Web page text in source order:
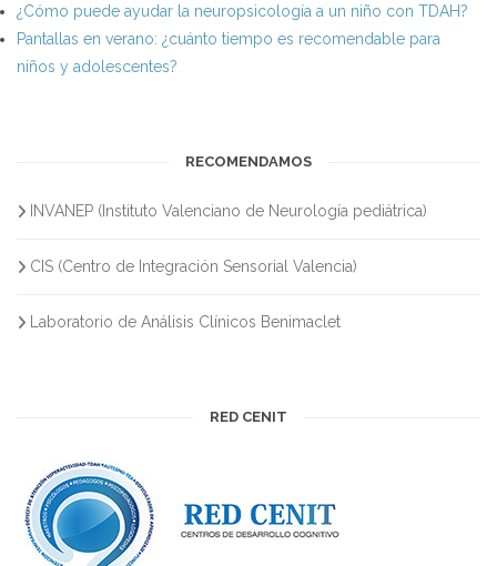
¿Cómo puede ayudar la neuropsicología a un niño con TDAH?
Pantallas en verano: ¿cuánto tiempo es recomendable para
niños y adolescentes?
RECOMENDAMOS
INVANEP (Instituto Valenciano de Neurología pediátrica)
CIS (Centro de Integración Sensorial Valencia)
Laboratorio de Análisis Clínicos Benimaclet
RED CENIT